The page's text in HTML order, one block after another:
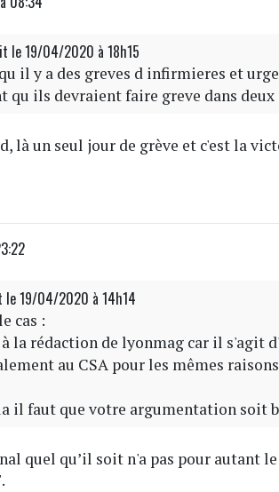
le 19/04/2020 à 18h15
il y a des greves d infirmieres et
qu ils devraient faire greve dans
là un seul jour de grève et c'est la
le 19/04/2020 à 14h14
cas :
la rédaction de lyonmag car il s'agit
au CSA pour les mêmes raisons
il faut que votre argumentation soit
quel qu’il soit n'a pas pour autant